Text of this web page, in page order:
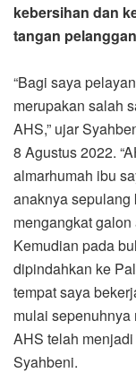
kebersihan dan
tangan
“Bagi saya
merupakan salah
AHS,” ujar
8 Agustus 2022.
almarhumah ibu
anaknya sepulang
mengangkat
Kemudian pada
dipindahkan ke
tempat saya
mulai
AHS telah
Syahbeni.